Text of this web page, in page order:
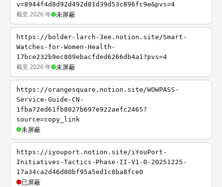
v=8944f4d8d92d492d81d39d53c896fc9e&pvs=4
截至 2026 年 未屏蔽
https://bolder-larch-3ee.notion.site/Smart-
Watches-for-Women-Health-
17bce232b9ec809ebacfded6266db4a1?pvs=4
截至 2026 年 未屏蔽
https://orangesquare.notion.site/WOWPASS-
Service-Guide-CN-
1fba72ed61fb8027b697e922aefc2465?
source=copy_link
未屏蔽
https://iyouport.notion.site/iYouPort-
Initiatives-Tactics-Phase-II-V1-0-20251225-
17a34ca2d46d80bf95a5ed1c8ba8fce0
已屏蔽